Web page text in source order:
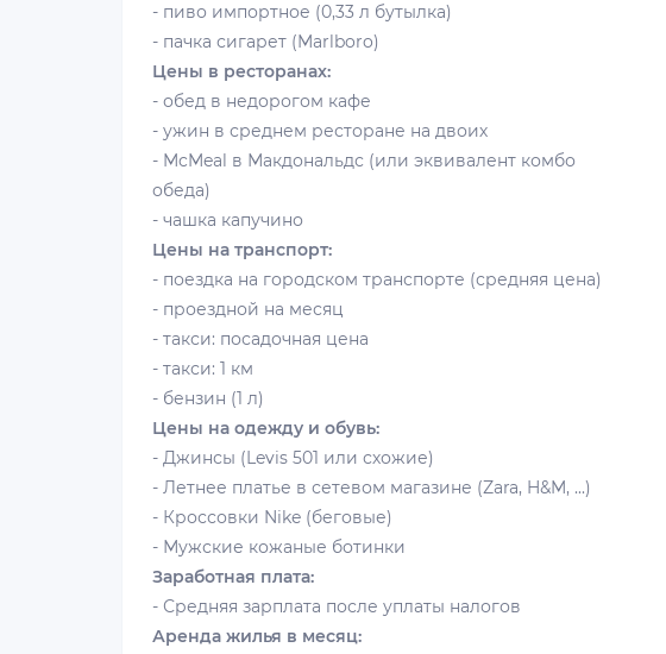
- пиво импортное (0,33 л бутылка)
- пачка сигарет (Marlboro)
Цены в ресторанах:
- обед в недорогом кафе
- ужин в среднем ресторане на двоих
- McMeal в Макдональдс (или эквивалент комбо
обеда)
- чашка капучино
Цены на транспорт:
- поездка на городском транспорте (средняя цена)
- проездной на месяц
- такси: посадочная цена
- такси: 1 км
- бензин (1 л)
Цены на одежду и обувь:
- Джинсы (Levis 501 или схожие)
- Летнее платье в сетевом магазине (Zara, H&M, ...)
- Кроссовки Nike (беговые)
- Мужские кожаные ботинки
Заработная плата:
- Средняя зарплата после уплаты налогов
Аренда жилья в месяц: